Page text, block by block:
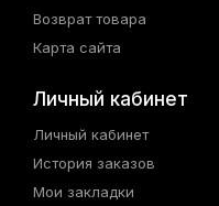
Возврат товара
Карта сайта
Личный кабинет
Личный кабинет
История заказов
Мои закладки